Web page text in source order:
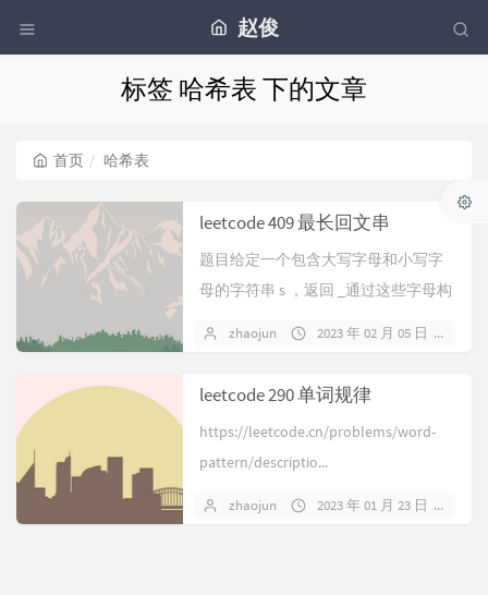
赵俊
标签 哈希表 下的文章
首页 哈希表
leetcode 409 最长回文串
题目给定一个包含大写字母和小写字
母的字符串 s ，返回 _通过这些字母构
zhaojun 2023 年 02 月 05 日
leetcode 290 单词规律
https://leetcode.cn/problems/word-
pattern/descriptio...
zhaojun 2023 年 01 月 23 日